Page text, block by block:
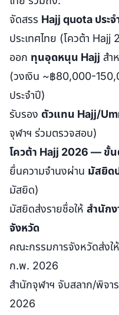
จัดสรร Hajj quota ประจ
ประเทศไทย (โควต้า
ออก ทุนอุดหนุน Hajj สำ
(วงเงิน ~฿80,000-
ประจำปี)
รับรอง ตัวแทน Hajj/
จุฬาฯ ร่วมตรวจสอบ)
โควต้า Hajj 2026 — ขั้
ยื่นความจำนงผ่าน มัสยิด
มัสยิด)
มัสยิดส่งรายชื่อให้ สำนักง
จังหวัด
คณะกรรมการจังหวัดส่งให้
ก.พ. 2026
สำนักจุฬาฯ จับสลาก/พิจ
2026